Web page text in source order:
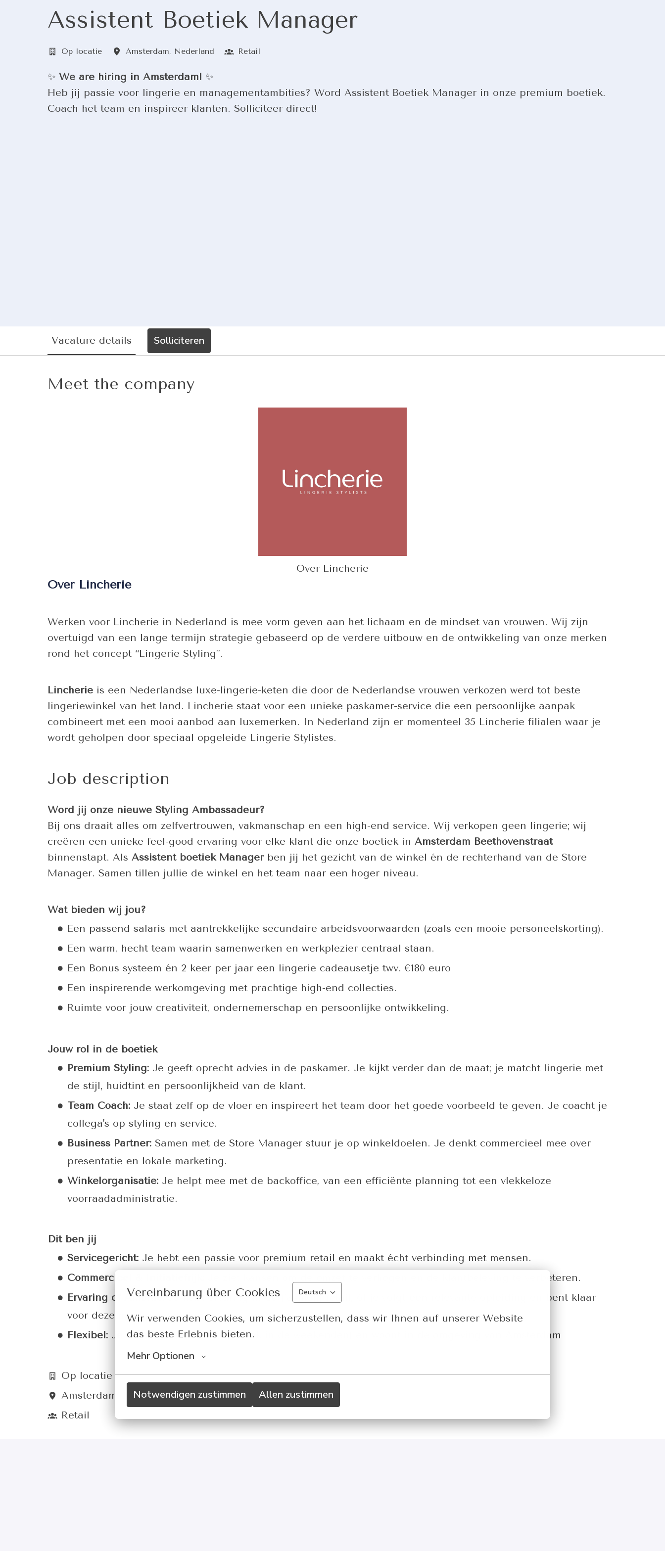
Vereinbarung über Cookies Deutsch
Wir verwenden Cookies, um sicherzustellen, dass wir Ihnen auf unserer Website
das beste Erlebnis bieten.
Mehr Optionen
Notwendigen zustimmen Allen zustimmen
Assistent Boetiek Manager
Op locatie Amsterdam, Nederland Retail
✨ We are hiring in Amsterdam! ✨
Heb jij passie voor lingerie en managementambities? Word Assistent Boetiek Manager in onze premium boetiek.
Coach het team en inspireer klanten. Solliciteer direct!
Vacature details Solliciteren
Meet the company
Over Lincherie
Over Lincherie
Werken voor Lincherie in Nederland is mee vorm geven aan het lichaam en de mindset van vrouwen. Wij zijn
overtuigd van een lange termijn strategie gebaseerd op de verdere uitbouw en de ontwikkeling van onze merken
rond het concept “Lingerie Styling”.
Lincherie is een Nederlandse luxe-lingerie-keten die door de Nederlandse vrouwen verkozen werd tot beste
lingeriewinkel van het land. Lincherie staat voor een unieke paskamer-service die een persoonlijke aanpak
combineert met een mooi aanbod aan luxemerken. In Nederland zijn er momenteel 35 Lincherie filialen waar je
wordt geholpen door speciaal opgeleide Lingerie Stylistes.
Job description
Word jij onze nieuwe Styling Ambassadeur?
Bij ons draait alles om zelfvertrouwen, vakmanschap en een high-end service. Wij verkopen geen lingerie; wij
creëren een unieke feel-good ervaring voor elke klant die onze boetiek in Amsterdam Beethovenstraat
binnenstapt. Als Assistent boetiek Managerben jij het gezicht van de winkel én de rechterhand van de Store
Manager. Samen tillen jullie de winkel en het team naar een hoger niveau.
Wat bieden wij jou?
Een passend salaris met aantrekkelijke secundaire arbeidsvoorwaarden (zoals een mooie personeelskorting).
Een warm, hecht team waarin samenwerken en werkplezier centraal staan.
Een Bonus systeem én 2 keer per jaar een lingerie cadeausetje twv. €180 euro
Een inspirerende werkomgeving met prachtige high-end collecties.
Ruimte voor jouw creativiteit, ondernemerschap en persoonlijke ontwikkeling.
Jouw rol in de boetiek
Premium Styling: Je geeft oprecht advies in de paskamer. Je kijkt verder dan de maat; je matcht lingerie met
de stijl, huidtint en persoonlijkheid van de klant.
Team Coach: Je staat zelf op de vloer en inspireert het team door het goede voorbeeld te geven. Je coacht je
collega's op styling en service.
Business Partner: Samen met de Store Manager stuur je op winkeldoelen. Je denkt commercieel mee over
presentatie en lokale marketing.
Winkelorganisatie: Je helpt mee met de backoffice, van een efficiënte planning tot een vlekkeloze
voorraadadministratie.
Dit ben jij
Servicegericht: Je hebt een passie voor premium retail en maakt écht verbinding met mensen.
Commercieel & Initiatiefrijk:
Je ziet kansen om de omzet te verhogen en de klantbeleving te verbeteren.
Ervaring of Ambitie:Je hebt ervaring in de (fashion) retail, óf je volgt een relevante opleiding en bent klaar
voor deze managementstap.
Flexibel: Je bent flexibel inzetbaar (ook in de weekenden) en woont in de omgeving van Amsterdam
Op locatie
Amsterdam
Nederland
Retail